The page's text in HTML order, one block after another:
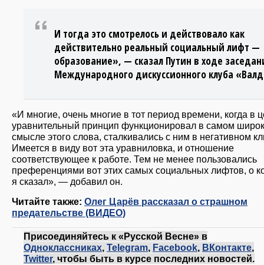
И тогда это смотрелось и действовало как
действительно реальный социальный лифт —
образование», — сказал Путин в ходе
Международного дискуссионного клуба
«И многие, очень многие в тот период времени, когда в
уравнительный принцип функционировал в самом
смысле этого слова, сталкивались с ним в негативном
Имеется в виду вот эта уравниловка, и отношение
соответствующее к работе. Тем не менее пользовались
преференциями вот этих самых социальных лифтов, о
я сказал», — добавил он.
Читайте также: Олег Царёв рассказал о страшном
предательстве (ВИДЕО)
Присоединяйтесь к «Русской Весне» в
Одноклассниках, Telegram, Facebook, ВКонтакте,
Twitter, чтобы быть в курсе последних новостей.